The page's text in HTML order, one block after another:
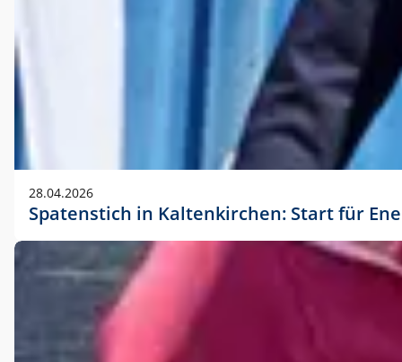
28.04.2026
Spatenstich in Kaltenkirchen: Start für